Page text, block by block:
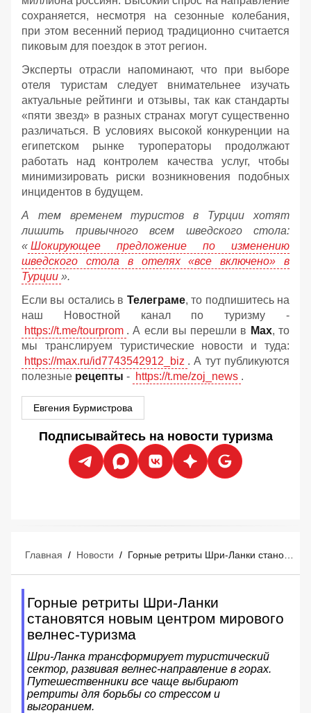
сохраняется, несмотря на сезонные колебания,
при этом весенний период традиционно считается
пиковым для поездок в этот регион.
Эксперты отрасли напоминают, что при выборе
отеля туристам следует внимательнее изучать
актуальные рейтинги и отзывы, так как стандарты
«пяти звезд» в разных странах могут существенно
различаться. В условиях высокой конкуренции на
египетском рынке туроператоры продолжают
работать над контролем качества услуг, чтобы
минимизировать риски возникновения подобных
инцидентов в будущем.
А тем временем туристов в Турции хотят
лишить привычного всем шведского стола:
« Шокирующее предложение по изменению
шведского стола в отелях «все включено» в
Турции ».
Если вы остались в Телеграме, то подпишитесь на
наш Новостной канал по туризму -
https://t.me/tourprom . А если вы перешли в Мах, то
мы транслируем туристические новости и туда:
https://max.ru/id7743542912_biz . А тут публикуются
полезные рецепты - https://t.me/zoj_news .
Евгения Бурмистрова
Подписывайтесь на новости туризма
Главная / Новости /
Горные ретриты Шри-Ланки
становятся новым центром мирового
велнес-туризма
Шри-Ланка трансформирует туристический
сектор, развивая велнес-направление в горах.
Путешественники все чаще выбирают
ретриты для борьбы со стрессом и
выгоранием.